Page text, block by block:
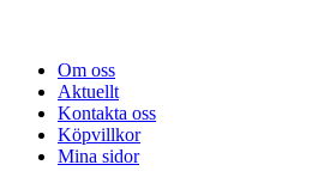
Om oss
Aktuellt
Kontakta oss
Köpvillkor
Mina sidor